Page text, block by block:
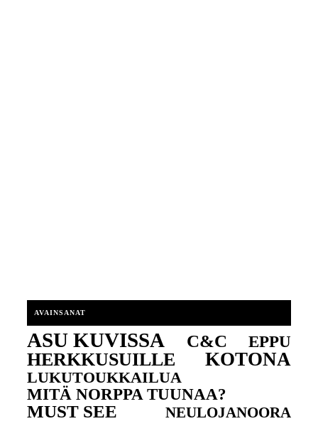
AVAINSANAT
ASU KUVISSA C&C EPPU
HERKKUSUILLE KOTONA
LUKUTOUKKAILUA
MITÄ NORPPA TUUNAA?
MUST SEE NEULOJANOORA